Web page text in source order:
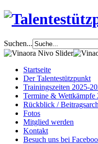
Suchen...
Startseite
Der Talentestützpunkt
Trainingszeiten 2025-
Termine & Wettkämpfe
Rückblick /
Fotos
Mitglied werden
Kontakt
Besuch uns bei